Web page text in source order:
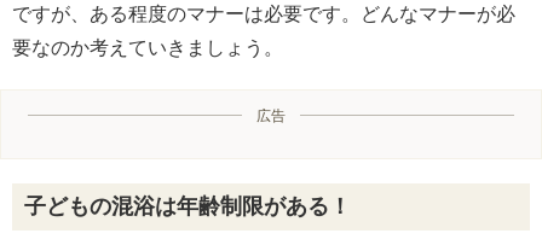
ですが、ある程度のマナーは必要です。どんなマナーが必
要なのか考えていきましょう。
広告
子どもの混浴は年齢制限がある！